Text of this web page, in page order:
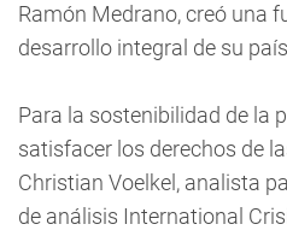
Ramón Medrano, creó una
desarrollo integral de su
Para la sostenibilidad de la
satisfacer los derechos de
Christian Voelkel, analista
de análisis International